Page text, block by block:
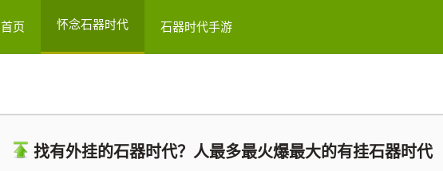
首页 怀念石器时代 石器时代手游
找有外挂的石器时代？人最多最火爆最大的有挂石器时代